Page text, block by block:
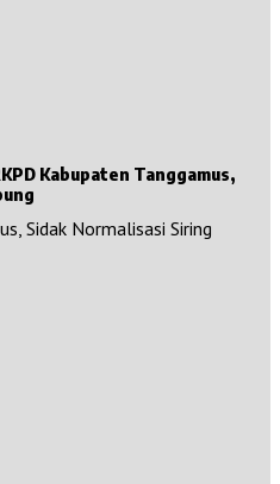
Kabupaten Tanggamus,